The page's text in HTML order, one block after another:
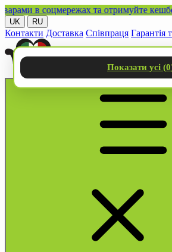
в соцмережах та отримуйте кешбек!
UK RU
Контакти Доставка Співпраця Гарантія
Показати усі (0